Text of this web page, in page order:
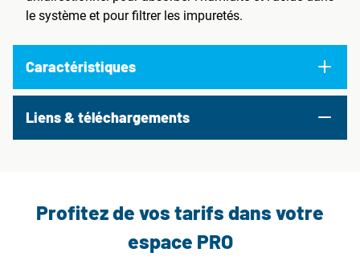
le système et pour filtrer les impuretés.
Caractéristiques
Liens & téléchargements
Profitez de vos tarifs dans votre
espace PRO